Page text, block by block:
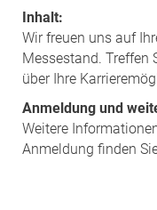
Inhalt:
Wir freuen uns auf
Messestand. Treffen
über Ihre
Anmeldung und
Weitere
Anmeldung finden